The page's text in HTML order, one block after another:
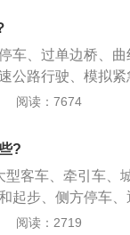
车驶到掉头路段
进两退的方式将
将车驶至入口匝
速驶入行车道至最
果是前方有障碍物
车辆故障，应合
，摆放警告标志
模拟连续急弯山
后再驶入弯道，在
车机考试系统会播
果不合格的直接
认成绩并签字：
试场。不合格的
车、过单边桥、
公路行驶、模拟
隧道行驶、雨雾天
库停正，再前进从
途中不得停车，
，一次倒车入库，
：考试过程中，
靠右停车，不超过
阅读：7674
?
客车、牵引车、
起步、侧方停车
碍、起伏路行驶、
阅读：2719